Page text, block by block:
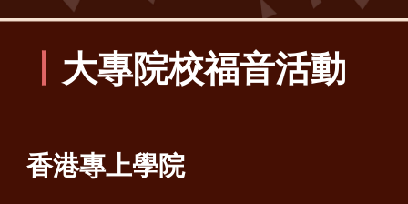
大專院校福音活動
香港專上學院